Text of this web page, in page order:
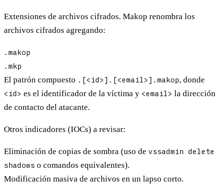
Extensiones de archivos cifrados. Makop renombra los
archivos cifrados agregando:
.makop
.mkp
El patrón compuesto .[<id>].[<email>].makop, donde
<id> es el identificador de la víctima y <email> la dirección
de contacto del atacante.
Otros indicadores (IOCs) a revisar:
Eliminación de copias de sombra (uso de vssadmin delete
shadows o comandos equivalentes).
Modificación masiva de archivos en un lapso corto.